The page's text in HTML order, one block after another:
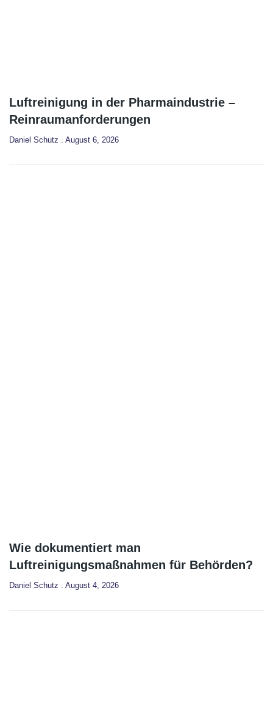
Luftreinigung in der Pharmaindustrie –
Reinraumanforderungen
Daniel Schutz August 6, 2026
Wie dokumentiert man
Luftreinigungsmaßnahmen für Behörden?
Daniel Schutz August 4, 2026